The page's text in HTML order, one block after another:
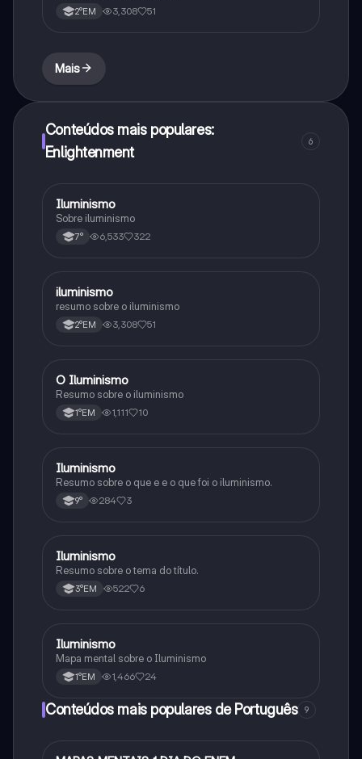
2°EM 3,308 51
Mais
Conteúdos mais populares:
Enlightenment
6
História
Iluminismo
Sobre iluminismo
7° 6,533 322
História
iluminismo
resumo sobre o iluminismo
2°EM 3,308 51
História
O Iluminismo
Resumo sobre o iluminismo
1°EM 1,111 10
História
Iluminismo
Resumo sobre o que e e o que foi o iluminismo.
9° 284 3
História
Iluminismo
Resumo sobre o tema do título.
3°EM 522 6
História
Iluminismo
Mapa mental sobre o Iluminismo
1°EM 1,466 24
Conteúdos mais populares de Português 9